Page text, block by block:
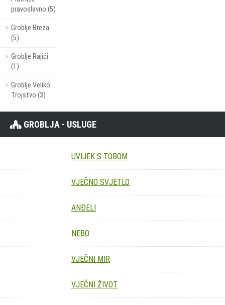
pravoslavno (5)
Groblje Breza
(5)
Groblje Rajići
(1)
Groblje Veliko
Trojstvo (3)
GROBLJA - USLUGE
UVIJEK S TOBOM
VJEČNO SVJETLO
ANĐELI
NEBO
VJEČNI MIR
VJEČNI ŽIVOT